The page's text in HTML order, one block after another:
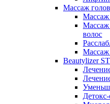
Массаж
Массаж
волос
Beautylizer